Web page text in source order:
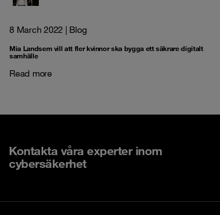
8 March 2022 | Blog
Mia Landsem vill att fler kvinnor ska bygga ett säkrare digitalt
samhälle
Read more
Kontakta våra experter inom
cybersäkerhet